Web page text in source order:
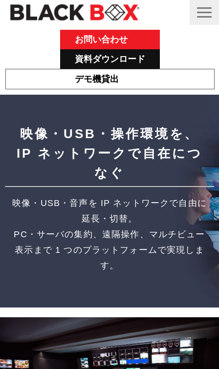
お問い合わせ
資料ダウンロード
デモ機貸出
Black Box 製品紹介と活用事例
サポート
ブログ
映像・USB・操作環境を、
IP ネットワークで自在につ
なぐ
映像・USB・音声を IP ネットワークで自由に
延長・切替。
PC・サーバの集約、遠隔操作、マルチビュー
表示まで 1 つのプラットフォームで実現しま
す。